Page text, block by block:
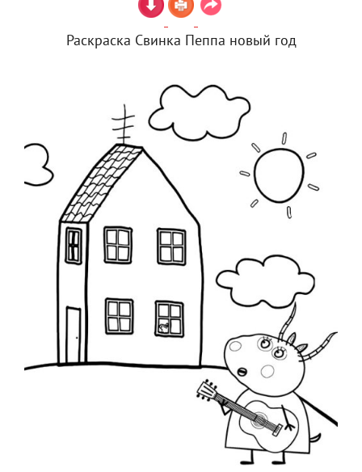
Раскраска Свинка Пеппа новый год